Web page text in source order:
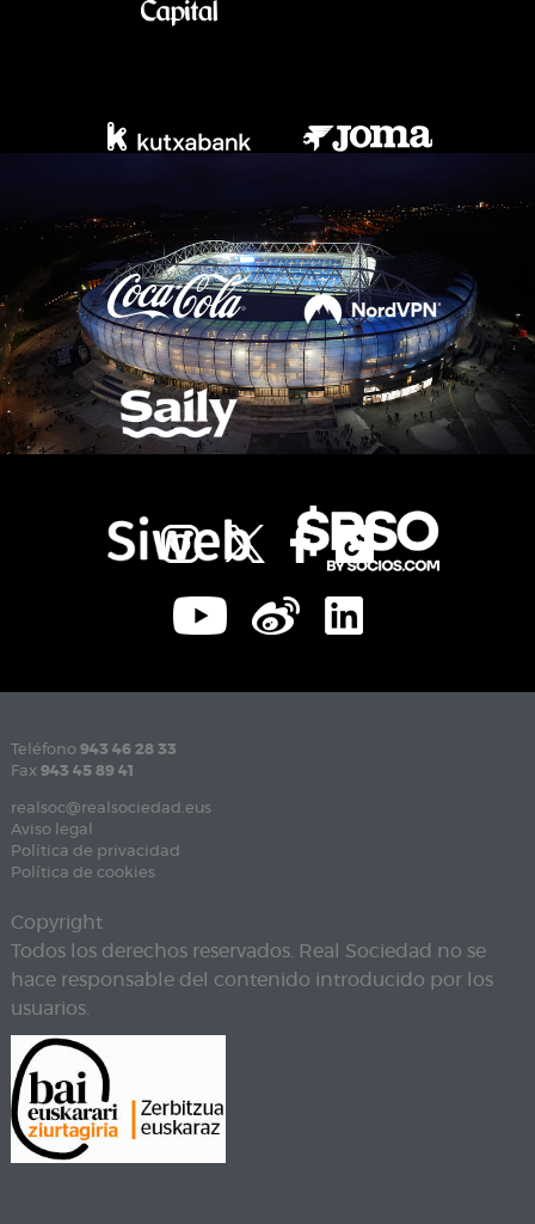
Teléfono 943 46 28 33
Fax 943 45 89 41
realsoc@realsociedad.eus
Aviso legal
Política de privacidad
Política de cookies
Copyright
Todos los derechos reservados. Real Sociedad no se
hace responsable del contenido introducido por los
usuarios.